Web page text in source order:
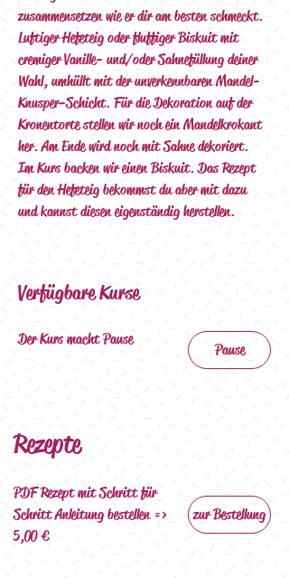
zusammensetzen wie er dir am besten schmeckt.
Luftiger Hefeteig oder fluffiger Biskuit mit
cremiger Vanille- und/oder Sahnefüllung deiner
Wahl, umhüllt mit der unverkennbaren Mandel-
Knusper-Schicht. Für die Dekoration auf der
Kronentorte stellen wir noch ein Mandelkrokant
her. Am Ende wird noch mit Sahne dekoriert.
Im Kurs backen wir einen Biskuit. Das Rezept
für den Hefeteig bekommst du aber mit dazu
und kannst diesen eigenständig herstellen.
Verfügbare Kurse
Der Kurs macht Pause
Pause
Rezepte
PDF Rezept mit Schritt für
Schritt Anleitung bestellen =>
5,00 €
zur Bestellung